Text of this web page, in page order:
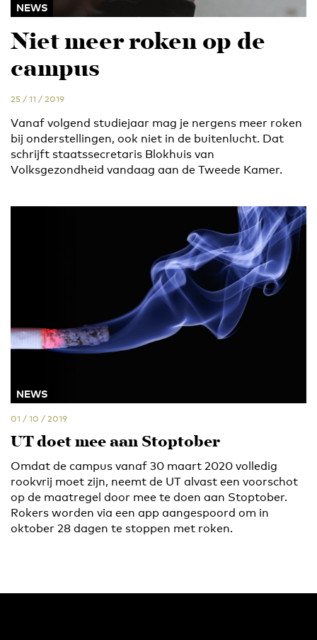
NEWS
Niet meer roken op de
campus
25 / 11 / 2019
Vanaf volgend studiejaar mag je nergens meer roken
bij onderstellingen, ook niet in de buitenlucht. Dat
schrijft staatssecretaris Blokhuis van
Volksgezondheid vandaag aan de Tweede Kamer.
NEWS
01 / 10 / 2019
UT doet mee aan Stoptober
Omdat de campus vanaf 30 maart 2020 volledig
rookvrij moet zijn, neemt de UT alvast een voorschot
op de maatregel door mee te doen aan Stoptober.
Rokers worden via een app aangespoord om in
oktober 28 dagen te stoppen met roken.